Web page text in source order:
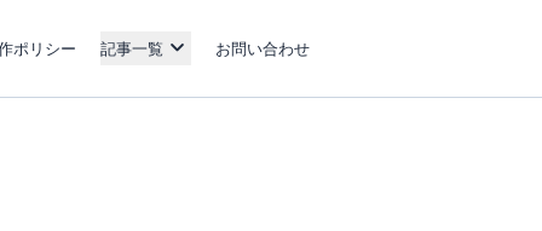
ポリシー 記事一覧 お問い合わせ